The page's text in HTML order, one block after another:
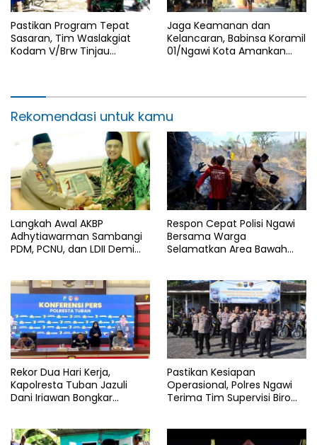
Pastikan Program Tepat
Sasaran, Tim Waslakgiat
Kodam V/Brw Tinjau
Jaga Keamanan dan
Kelancaran, Babinsa Koramil
01/Ngawi Kota Amankan
Rekomendasi untuk kamu
Langkah Awal AKBP
Adhytiawarman Sambangi
PDM, PCNU, dan LDII Demi
Respon Cepat Polisi Ngawi
Bersama Warga
Selamatkan Area Bawah
Rekor Dua Hari Kerja,
Kapolresta Tuban Jazuli
Dani Iriawan Bongkar
Pastikan Kesiapan
Operasional, Polres Ngawi
Terima Tim Supervisi Biro